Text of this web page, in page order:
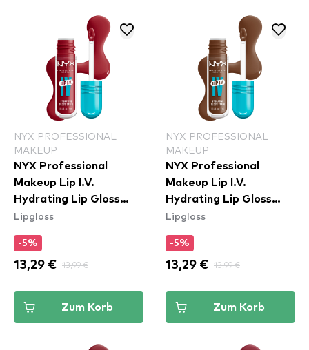
NYX PROFESSIONAL
MAKEUP
NYX Professional
Makeup Lip I.V.
Hydrating Lip Gloss
Stain - 10 Berry Thirsty
Lipgloss
-5%
13,29 € 13,99 €
Zum Korb
NYX PROFESSIONAL
MAKEUP
NYX Professional
Makeup Lip I.V.
Hydrating Lip Gloss
Stain - 03 Splash N
Lipgloss
-5%
13,29 € 13,99 €
Zum Korb